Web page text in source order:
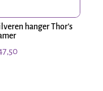
hanger Thor’s